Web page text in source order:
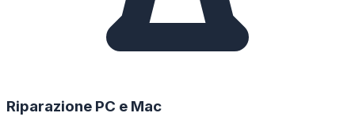
Riparazione PC e Mac